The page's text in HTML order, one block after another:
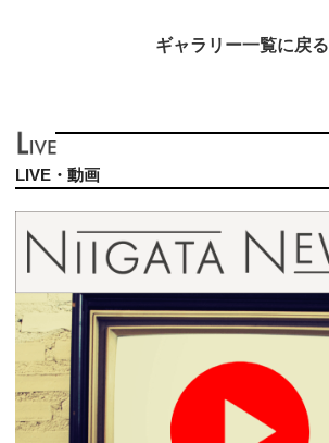
ギャラリー一覧に戻る
LIVE・動画